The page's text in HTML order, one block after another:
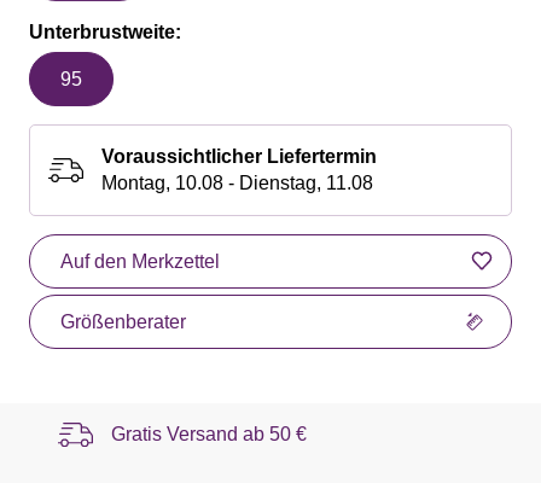
Unterbrustweite:
95
Voraussichtlicher Liefertermin
Montag, 10.08 - Dienstag, 11.08
Auf den Merkzettel
Größenberater
Gratis Versand ab 50 €